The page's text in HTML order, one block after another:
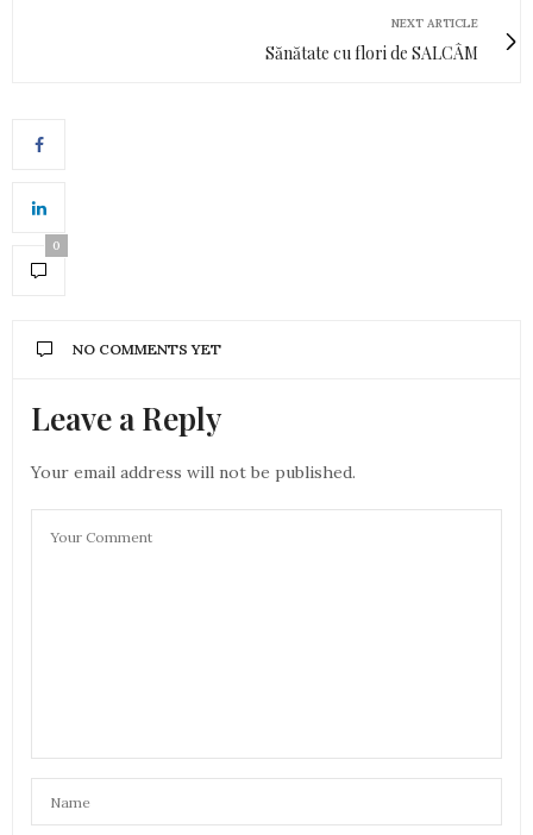
NEXT ARTICLE
Sănătate cu flori de SALCÂM
0
NO COMMENTS YET
Leave a Reply
Your email address will not be published.